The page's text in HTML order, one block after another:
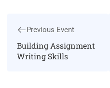
Previous Event
Building Assignment
Writing Skills